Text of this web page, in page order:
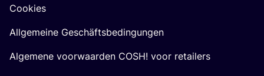
Cookies
Allgemeine Geschäftsbedingungen
Algemene voorwaarden COSH! voor retailers